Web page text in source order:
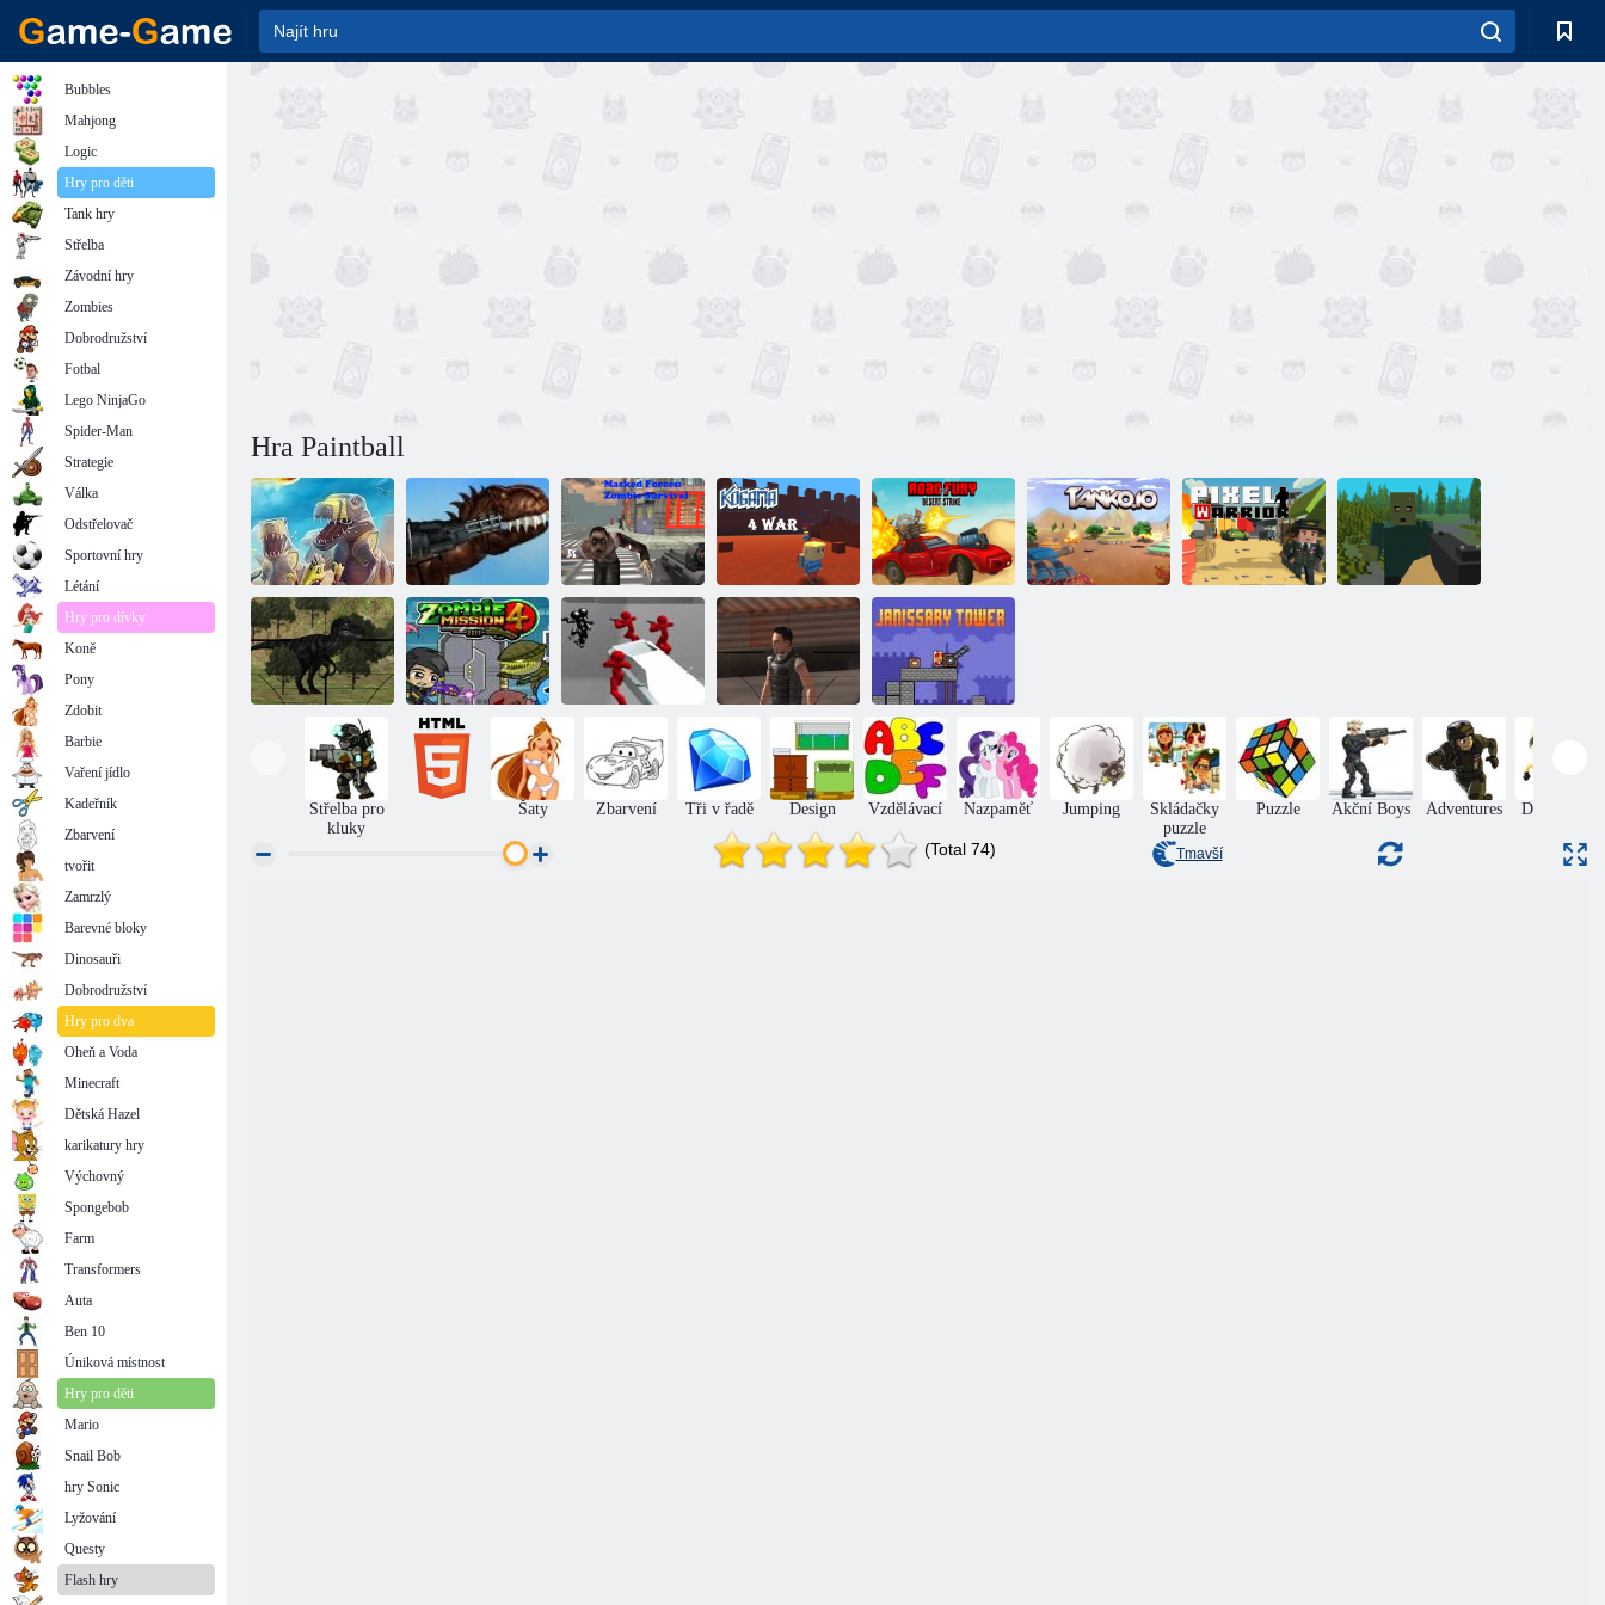
Hra Paintball
D-Day: Rush -
Tower Defense
Rex v Mexiku
Převlečený síla:
Zombie Survival
COGAM: Four-
war
Road Fury
poušť
Jurassic období:
Dinosaur lov
Zombie Mission
Battle Simulator:
Stickman
Counter
Sniper útok Janissary Tower
Střelba pro
kluky
Šaty Zbarvení Tři v řadě Design Vzdělávací Nazpaměť Jumping
Skládačky
puzzle
Puzzle Akční Boys Adventures Dovednost
(Total 74) Tmavší
Bubbles
Mahjong
Logic
Hry pro děti
Tank hry
Střelba
Závodní hry
Zombies
Dobrodružství
Fotbal
Lego NinjaGo
Spider-Man
Strategie
Válka
Odstřelovač
Sportovní hry
Létání
Hry pro dívky
Koně
Pony
Zdobit
Barbie
Vaření jídlo
Kadeřník
Zbarvení
tvořit
Zamrzlý
Barevné bloky
Dinosauři
Dobrodružství
Hry pro dva
Oheň a Voda
Minecraft
Dětská Hazel
karikatury hry
Výchovný
Spongebob
Farm
Transformers
Auta
Ben 10
Úniková místnost
Hry pro děti
Mario
Snail Bob
hry Sonic
Lyžování
Questy
Flash hry